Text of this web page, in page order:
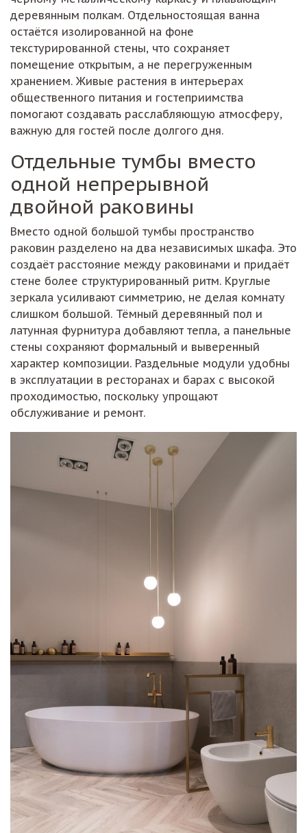
деревянным полкам. Отдельностоящая ванна
остаётся изолированной на фоне
текстурированной стены, что сохраняет
помещение открытым, а не перегруженным
хранением. Живые растения в интерьерах
общественного питания и гостеприимства
помогают создавать расслабляющую атмосферу,
важную для гостей после долгого дня.
Отдельные тумбы вместо
одной непрерывной
двойной раковины
Вместо одной большой тумбы пространство
раковин разделено на два независимых шкафа. Это
создаёт расстояние между раковинами и придаёт
стене более структурированный ритм. Круглые
зеркала усиливают симметрию, не делая комнату
слишком большой. Тёмный деревянный пол и
латунная фурнитура добавляют тепла, а панельные
стены сохраняют формальный и выверенный
характер композиции. Раздельные модули удобны
в эксплуатации в ресторанах и барах с высокой
проходимостью, поскольку упрощают
обслуживание и ремонт.